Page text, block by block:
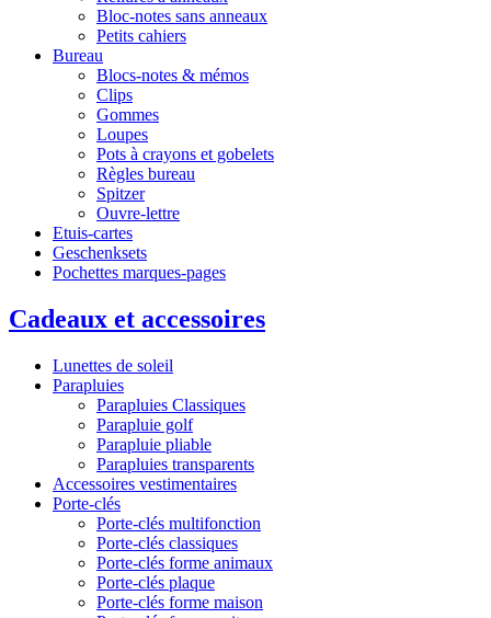
Bloc-notes sans anneaux
Petits cahiers
Bureau
Blocs-notes & mémos
Clips
Gommes
Loupes
Pots à crayons et gobelets
Règles bureau
Spitzer
Ouvre-lettre
Etuis-cartes
Geschenksets
Pochettes marques-pages
Cadeaux et accessoires
Lunettes de soleil
Parapluies
Parapluies Classiques
Parapluie golf
Parapluie pliable
Parapluies transparents
Accessoires vestimentaires
Porte-clés
Porte-clés multifonction
Porte-clés classiques
Porte-clés forme animaux
Porte-clés plaque
Porte-clés forme maison